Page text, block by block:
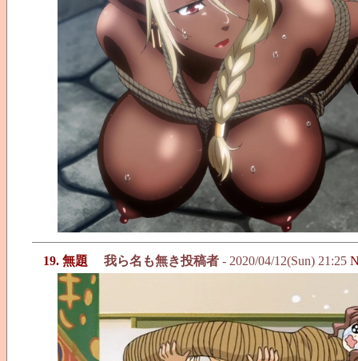
19. 無題 我ら名も無き投稿者 - 2020/04/12(Sun) 21:25